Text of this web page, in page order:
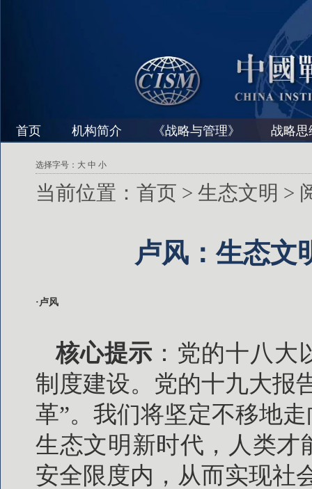
首页 机构简介 《战略与管理》 战略思
选择字号： 大 中 小
当前位置： 首页 > 生态文明 >
卢风：生态文
·卢风
核心提示 ：党的十八
制度建设。党的十九大报
革”。我们将坚定不移地
生态文明新时代，人类才
安全限度内，从而实现社